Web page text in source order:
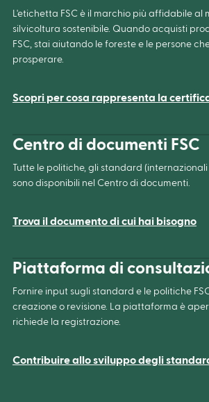
L'etichetta FSC è il marchio più affidabile al
silvicoltura sostenibile. Quando acquisti
FSC, stai aiutando le foreste e le persone
prosperare.
Scopri per cosa rappresenta la
Centro di documenti FSC
Tutte le politiche, gli standard
sono disponibili nel Centro di documenti.
Trova il documento di cui hai bisogno
Piattaforma di
Fornire input sugli standard e le politiche
creazione o revisione. La piattaforma è
richiede la registrazione.
Contribuire allo sviluppo degli